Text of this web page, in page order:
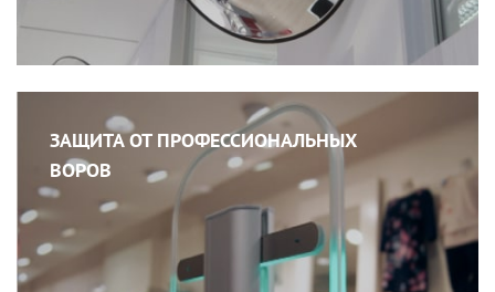
ЗАЩИТА ОТ ПРОФЕССИОНАЛЬНЫХ
ВОРОВ